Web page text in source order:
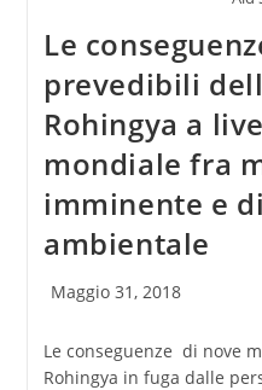
Le
prevedibili
Rohingya a
mondiale fra
imminente e
ambientale
Articolo
Maggio 31, 2018
Le conseguenze di nove
Rohingya in fuga dalle